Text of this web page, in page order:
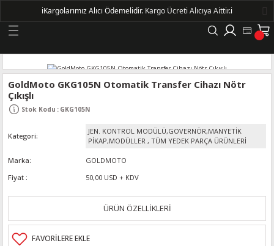
Geri Dön
GoldMoto GKG105N Otomatik Transfer Cihazı Nötr
Çıkışlı
Stok Kodu : GKG105N
Kategori
JEN. KONTROL MODÜLÜ,GOVERNÖR,MANYETİK
PİKAP,MODÜLLER , TÜM YEDEK PARÇA ÜRÜNLERİ
Marka
GOLDMOTO
Fiyat
50,00 USD + KDV
ÜRÜN ÖZELLİKLERİ
ℹ️Kargolarımız Alıcı Ödemelidir. Kargo Ücreti Alıcıya Aittir.ℹ️